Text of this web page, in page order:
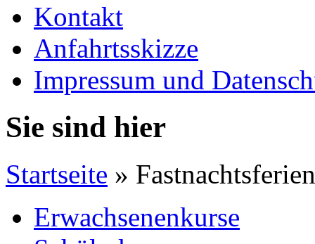
Kontakt
Anfahrtsskizze
Impressum und
Sie sind hier
Startseite » Fastnachtsferien
Erwachsenenkurse